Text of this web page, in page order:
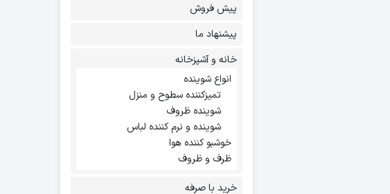
پیش فروش
پیشنهاد ما
خانه و آشپزخانه
انواع شوینده
تمیزکننده سطوح و منزل
شوینده ظروف
شوینده و نرم کننده لباس
خوشبو کننده هوا
ظرف و ظروف
خرید با صرفه